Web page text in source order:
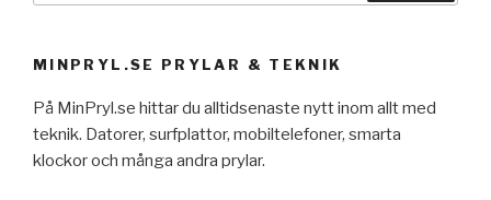
MINPRYL.SE PRYLAR & TEKNIK
På MinPryl.se hittar du alltidsenaste nytt inom allt med
teknik. Datorer, surfplattor, mobiltelefoner, smarta
klockor och många andra prylar.